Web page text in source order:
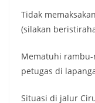
Tidak
(silakan
Mematuhi
petugas di
Situasi di jalur